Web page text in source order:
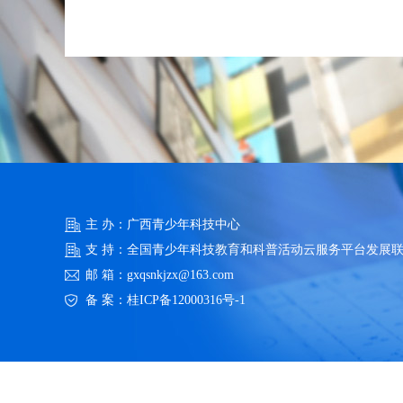
主 办：广西青少年科技中心
支 持：全国青少年科技教育和科普活动云服务平台发展
邮 箱：gxqsnkjzx@163.com
备 案： 桂ICP备12000316号-1